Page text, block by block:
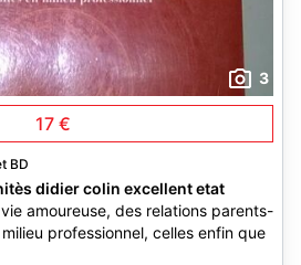
3
17 €
BD
didier colin excellent etat
amoureuse, des relations parents-
professionnel, celles enfin que